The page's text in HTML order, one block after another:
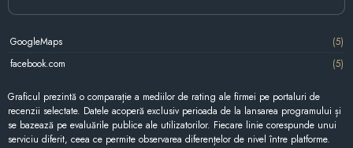
GoogleMaps
(5)
facebook.com
(5)
Graficul prezintă o comparație a mediilor de rating ale firmei pe portaluri de
recenzii selectate. Datele acoperă exclusiv perioada de la lansarea programului și
se bazează pe evaluările publice ale utilizatorilor. Fiecare linie corespunde unui
serviciu diferit, ceea ce permite observarea diferențelor de nivel între platforme.